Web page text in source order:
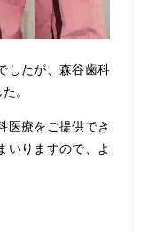
したが、森谷歯科
。
医療をご提供でき
いりますので、よ